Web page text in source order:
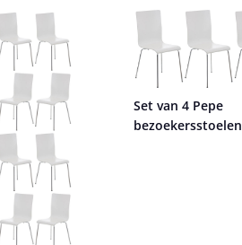
Set van 4 Pepe
bezoekersstoelen